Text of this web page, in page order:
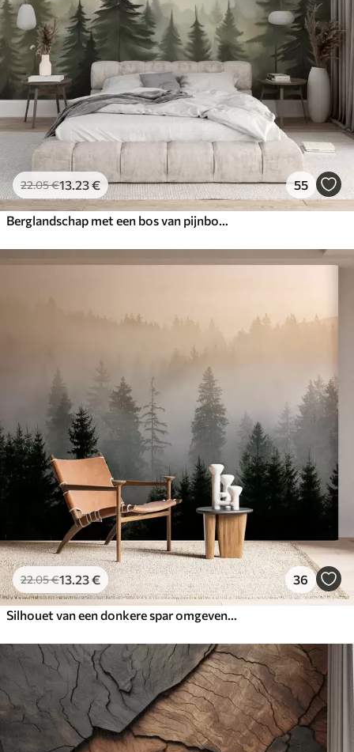
22.05€13 .23€ 55
22.05€13 .23€ 36